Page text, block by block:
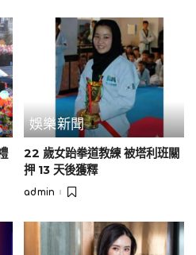
長席科斯基（Radoslaw
3 萬 3 千名在阿富汗前線服役的
有人有權嘲弄我們士兵的服
David J. McGuinty）則說，加拿
出，有 158 名加拿大士兵在坎大
最高的代價」。
娛樂新聞
22 歲女跆拳道教練 被塔利班關
押 13 天後獲釋
Posted
admin